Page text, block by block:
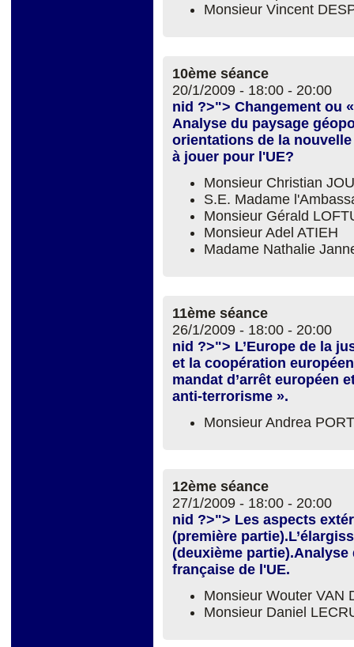
Monsieur Vincent
10ème séance
20/1/2009 - 18:00 - 20:00
nid ?>"> Changement ou
Analyse du paysage
orientations de la
à jouer pour l'UE?
Monsieur Christian
S.E. Madame
Monsieur Gérald
Monsieur Adel ATIEH
Madame Nathalie
11ème séance
26/1/2009 - 18:00 - 20:00
nid ?>"> L’Europe de la
et la coopération
mandat d’arrêt européen
anti-terrorisme ».
Monsieur Andrea
12ème séance
27/1/2009 - 18:00 - 20:00
nid ?>"> Les aspects
(première
(deuxième
française de l'UE.
Monsieur Wouter VAN
Monsieur Daniel